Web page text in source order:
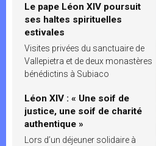
Le pape Léon XIV poursuit
ses haltes spirituelles
estivales
Visites privées du sanctuaire de
Vallepietra et de deux monastères
bénédictins à Subiaco
Léon XIV : « Une soif de
justice, une soif de charité
authentique »
Lors d’un déjeuner solidaire à